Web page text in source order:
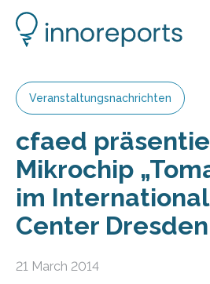
Veranstaltungsnachrichten
cfaed
Mikrochip
im
Center Dresden
21 March 2014